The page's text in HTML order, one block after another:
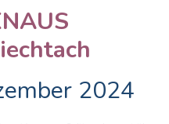
2024